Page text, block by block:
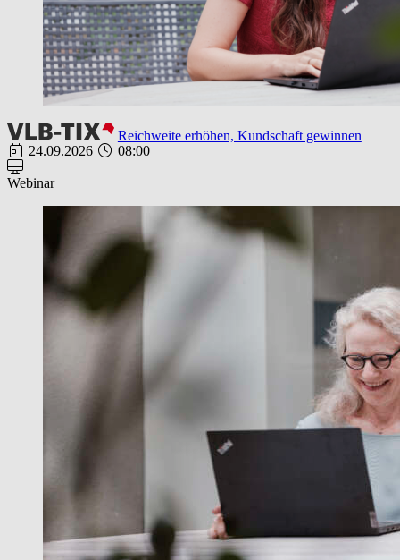
Reichweite erhöhen, Kundschaft gewinnen
24.09.2026
08:00
Webinar